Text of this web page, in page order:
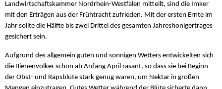
Landwirtschaftskammer Nordrhein-Westfalen mitteilt, sind die Imker
mit den Erträgen aus der Frühtracht zufrieden. Mit der ersten Ernte im
Jahr sollte die Hälfte bis zwei Drittel des gesamten Jahreshonigertrages
gesichert sein.
Aufgrund des allgemein guten und sonnigen Wetters entwickelten sich
die Bienenvölker schon ab Anfang April rasant, so dass sie bei Beginn
der Obst- und Rapsblüte stark genug waren, um Nektar in großen